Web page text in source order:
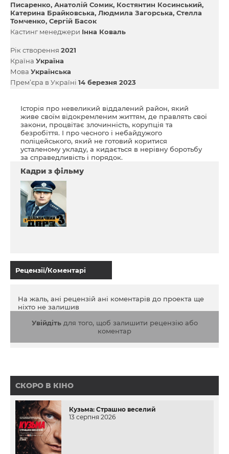
Писаренко Анатолій Сомик Костянтин Косинський
Катерина Брайковська Людмила Загорська Стелла
Томченко Сергій Басок
Кастинг менеджери Інна Коваль
Рік створення 2021
Країна Україна
Мова Українська
Прем’єра в Україні 14 березня 2023
Історія про невеликий віддалений район, який
живе своїм відокремленим життям, де правлять свої
закони, процвітає злочинність, корупція та
безробіття. І про чесного і небайдужого
поліцейського, який не готовий коритися
усталеному укладу, а кидається в нерівну боротьбу
за справедливість і порядок.
Кадри з фільму
Рецензії/Коментарі
На жаль, ані рецензій ані коментарів до проекта ще
ніхто не залишив
Увійдітьдля того, щоб залишити рецензію або
коментар
СКОРО В КІНО
Кузьма: Страшно веселий
13 серпня 2026